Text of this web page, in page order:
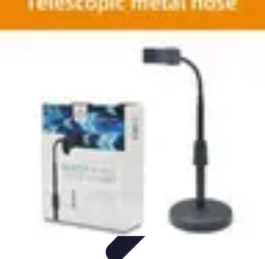
Direct Sport
événementsOptimisation